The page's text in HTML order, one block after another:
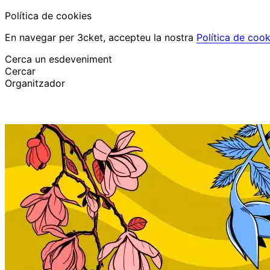
Política de cookies
En navegar per 3cket, accepteu la nostra Política de
Cerca un esdeveniment
Cercar
Organitzador
Català
Suport al participantHe perdut la meva entrada
LoginPromoure esdeveniment